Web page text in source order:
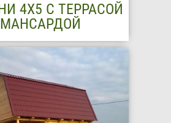
4Х5 С ТЕРРАСОЙ